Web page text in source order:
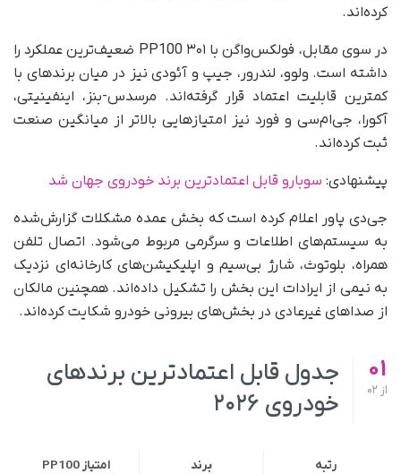
کرده‌اند.
در سوی مقابل، فولکس‌واگن با ۳۰۱ PP100 ضعیف‌ترین عملکرد را
داشته است. ولوو، لندرور، جیپ و آئودی نیز در میان برندهای با
کمترین قابلیت اعتماد قرار گرفته‌اند. مرسدس-بنز، اینفینیتی،
آکورا، جی‌ام‌سی و فورد نیز امتیازهایی بالاتر از میانگین صنعت
ثبت کرده‌اند.
پیشنهادی: سوبارو قابل اعتمادترین برند خودروی جهان شد
جی‌دی پاور اعلام کرده است که بخش عمده مشکلات گزارش‌شده
به سیستم‌های اطلاعات و سرگرمی مربوط می‌شود. اتصال تلفن
همراه، بلوتوث، شارژ بی‌سیم و اپلیکیشن‌های کارخانه‌ای نزدیک
به نیمی از ایرادات این بخش را تشکیل داده‌اند. همچنین مالکان
از صداهای غیرعادی در بخش‌های بیرونی خودرو شکایت کرده‌اند.
01
از
جدول قابل اعتمادترین برندهای
خودروی ۲۰۲۶
رتبه برند امتیاز PP100